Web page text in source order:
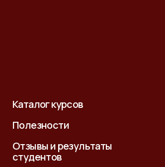
Каталог курсов
Полезности
Отзывы и результаты
студентов